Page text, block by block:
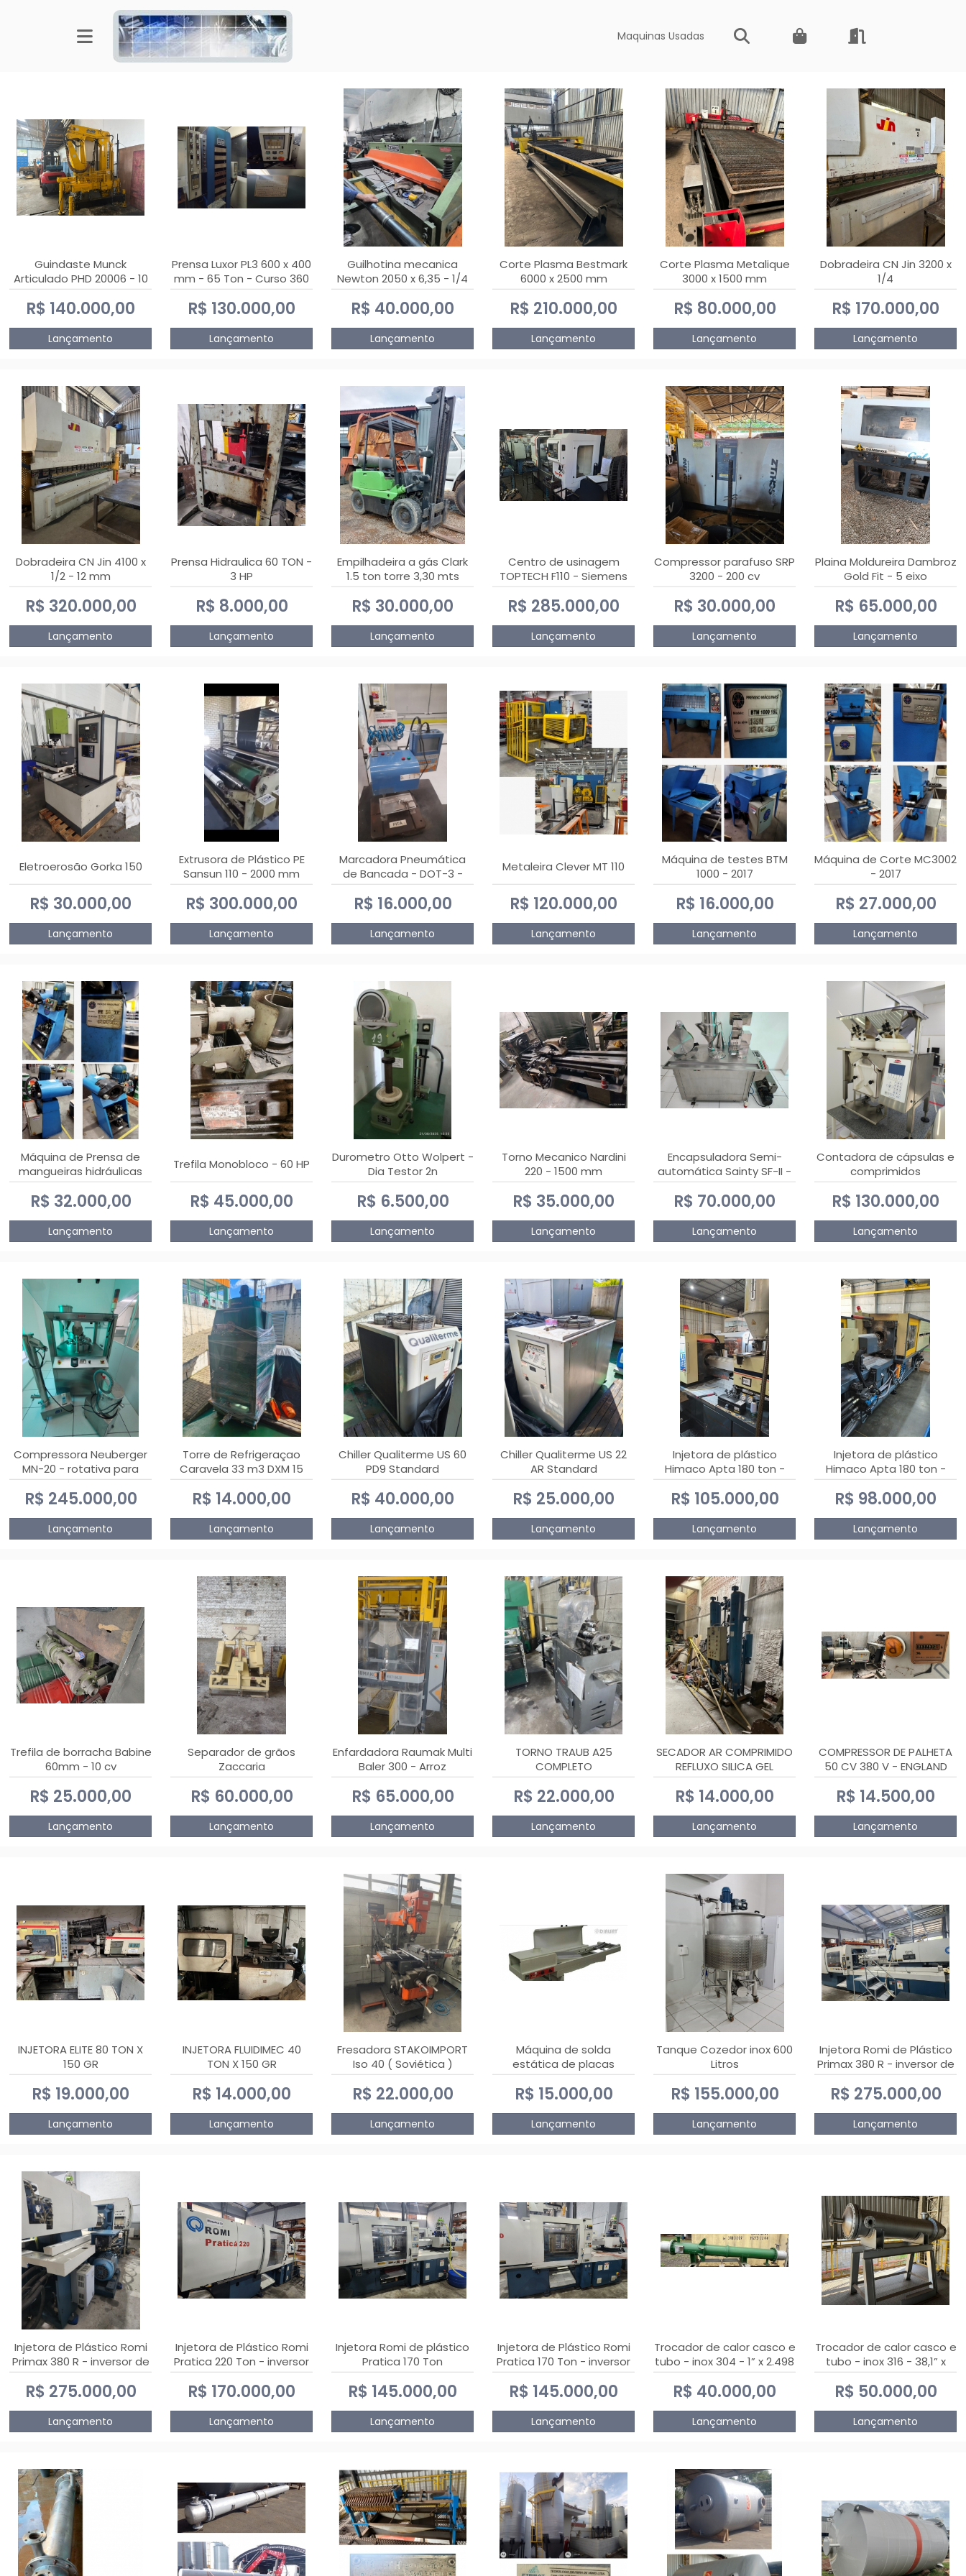
Maquinas Usadas
Guindaste Munck
Articulado PHD 20006 - 10
Ton
R$ 140.000,00
Lançamento
Prensa Luxor PL3 600 x 400
mm - 65 Ton - Curso 360
mm
R$ 130.000,00
Lançamento
Guilhotina mecanica
Newton 2050 x 6,35 - 1/4
R$ 40.000,00
Lançamento
Corte Plasma Bestmark
6000 x 2500 mm
Hypertherm MaxPro 200
R$ 210.000,00
Lançamento
Corte Plasma Metalique
3000 x 1500 mm
Hypertherm Powermax 45
xp
R$ 80.000,00
Lançamento
Dobradeira CN Jin 3200 x
1/4
R$ 170.000,00
Lançamento
Dobradeira CN Jin 4100 x
1/2 - 12 mm
R$ 320.000,00
Lançamento
Prensa Hidraulica 60 TON -
3 HP
R$ 8.000,00
Lançamento
Empilhadeira a gás Clark
1.5 ton torre 3,30 mts
R$ 30.000,00
Lançamento
Centro de usinagem
TOPTECH F110 - Siemens
808D Advanced
R$ 285.000,00
Lançamento
Compressor parafuso SRP
3200 - 200 cv
R$ 30.000,00
Lançamento
Plaina Moldureira Dambroz
Gold Fit - 5 eixo
R$ 65.000,00
Lançamento
Eletroerosão Gorka 150
R$ 30.000,00
Lançamento
Extrusora de Plástico PE
Sansun 110 - 2000 mm
R$ 300.000,00
Lançamento
Marcadora Pneumática
de Bancada - DOT-3 -
Usada
R$ 16.000,00
Lançamento
Metaleira Clever MT 110
R$ 120.000,00
Lançamento
Máquina de testes BTM
1000 - 2017
R$ 16.000,00
Lançamento
Máquina de Corte MC3002
- 2017
R$ 27.000,00
Lançamento
Máquina de Prensa de
mangueiras hidráulicas
PE50TF - 2017
R$ 32.000,00
Lançamento
Trefila Monobloco - 60 HP
R$ 45.000,00
Lançamento
Durometro Otto Wolpert -
Dia Testor 2n
R$ 6.500,00
Lançamento
Torno Mecanico Nardini
220 - 1500 mm
R$ 35.000,00
Lançamento
Encapsuladora Semi-
automática Sainty SF-II -
0 e 00
R$ 70.000,00
Lançamento
Contadora de cápsulas e
comprimidos
PHARMACOUNT - 2-2R3
R$ 130.000,00
Lançamento
Compressora Neuberger
MN-20 - rotativa para
produção de
comprimidos
R$ 245.000,00
Lançamento
Torre de Refrigeraçao
Caravela 33 m3 DXM 15
R$ 14.000,00
Lançamento
Chiller Qualiterme US 60
PD9 Standard
R$ 40.000,00
Lançamento
Chiller Qualiterme US 22
AR Standard
R$ 25.000,00
Lançamento
Injetora de plástico
Himaco Apta 180 ton -
2010
R$ 105.000,00
Lançamento
Injetora de plástico
Himaco Apta 180 ton -
2009
R$ 98.000,00
Lançamento
Trefila de borracha Babine
60mm - 10 cv
R$ 25.000,00
Lançamento
Separador de grãos
Zaccaria
R$ 60.000,00
Lançamento
Enfardadora Raumak Multi
Baler 300 - Arroz
R$ 65.000,00
Lançamento
TORNO TRAUB A25
COMPLETO
R$ 22.000,00
Lançamento
SECADOR AR COMPRIMIDO
REFLUXO SILICA GEL
R$ 14.000,00
Lançamento
COMPRESSOR DE PALHETA
50 CV 380 V - ENGLAND
R$ 14.500,00
Lançamento
INJETORA ELITE 80 TON X
150 GR
R$ 19.000,00
Lançamento
INJETORA FLUIDIMEC 40
TON X 150 GR
R$ 14.000,00
Lançamento
Fresadora STAKOIMPORT
Iso 40 ( Soviética )
R$ 22.000,00
Lançamento
Máquina de solda
estática de placas
eletrônicas PTH DIALSAT
R$ 15.000,00
Lançamento
Tanque Cozedor inox 600
Litros
R$ 155.000,00
Lançamento
Injetora Romi de Plástico
Primax 380 R - inversor de
frequência NR 12 - 2008
R$ 275.000,00
Lançamento
Injetora de Plástico Romi
Primax 380 R - inversor de
frequência NR 12
R$ 275.000,00
Lançamento
Injetora de Plástico Romi
Pratica 220 Ton - inversor
de frequência NR 12
R$ 170.000,00
Lançamento
Injetora Romi de plástico
Pratica 170 Ton
R$ 145.000,00
Lançamento
Injetora de Plástico Romi
Pratica 170 Ton - inversor
de frequência NR 12
R$ 145.000,00
Lançamento
Trocador de calor casco e
tubo - inox 304 - 1” x 2.498
mm
R$ 40.000,00
Lançamento
Trocador de calor casco e
tubo - inox 316 - 38,1” x
2.030 mm
R$ 50.000,00
Lançamento